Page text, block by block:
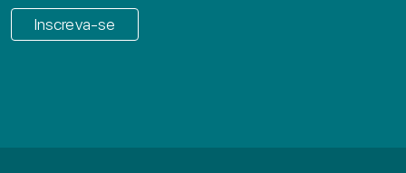
Inscreva-se